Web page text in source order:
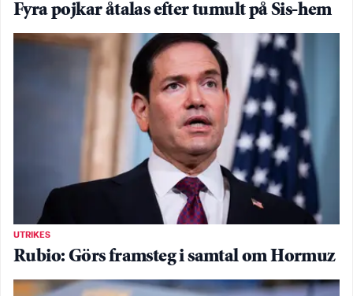
Fyra pojkar åtalas efter tumult på Sis-hem
UTRIKES
Rubio: Görs framsteg i samtal om Hormuz